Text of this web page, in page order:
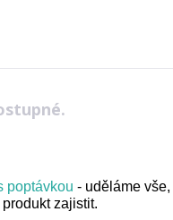
poptávkou - uděláme vše,
zajistit.